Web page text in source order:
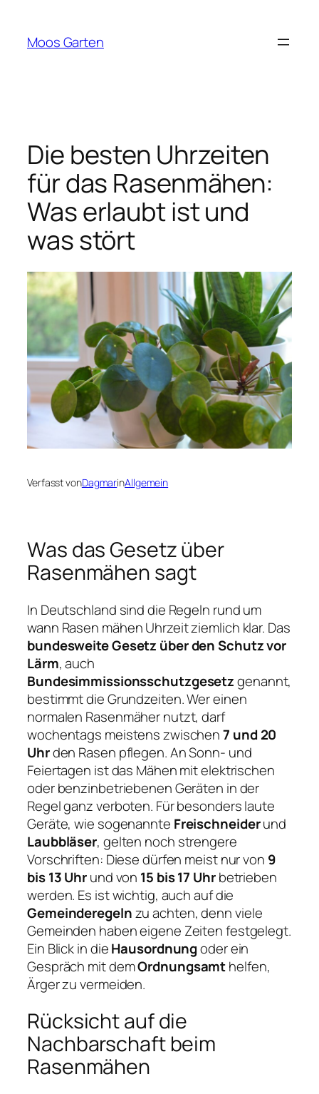
springen
Moos Garten
Die besten Uhrzeiten
für das Rasenmähen:
Was erlaubt ist und
was stört
Verfasst vonDagmarinAllgemein
Was das Gesetz über
Rasenmähen sagt
In Deutschland sind die Regeln rund um
wann Rasen mähen Uhrzeit ziemlich klar. Das
bundesweite Gesetz über den Schutz vor
Lärm, auch
Bundesimmissionsschutzgesetzgenannt,
bestimmt die Grundzeiten. Wer einen
normalen Rasenmäher nutzt, darf
wochentags meistens zwischen7 und 20
Uhrden Rasen pflegen. An Sonn- und
Feiertagen ist das Mähen mit elektrischen
oder benzinbetriebenen Geräten in der
Regel ganz verboten. Für besonders laute
Geräte, wie sogenannte Freischneiderund
Laubbläser, gelten noch strengere
Vorschriften: Diese dürfen meist nur von 9
bis 13 Uhrund von 15 bis 17 Uhrbetrieben
werden. Es ist wichtig, auch auf die
Gemeinderegelnzu achten, denn viele
Gemeinden haben eigene Zeiten festgelegt.
Ein Blick in dieHausordnungoder ein
Gespräch mit demOrdnungsamthelfen,
Ärger zu vermeiden.
Rücksicht auf die
Nachbarschaft beim
Rasenmähen